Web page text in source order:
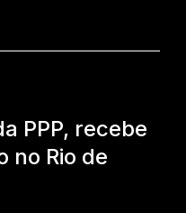
PPP, recebe
no Rio de